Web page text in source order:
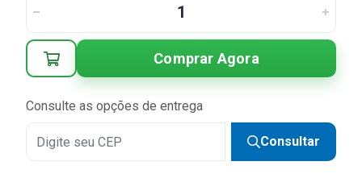
Comprar Agora
Consulte as opções de entrega
Consultar